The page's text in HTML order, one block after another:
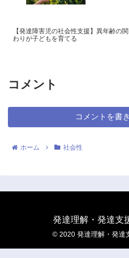
【発達障害児の社会性支援】異年齢の関
わりが子どもを育てる
コメント
コメントを書
ホーム 社会性
発達理解・発達支
© 2020 発達理解・発達